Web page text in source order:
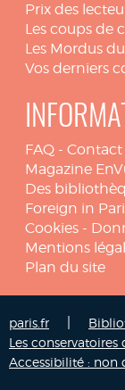
Prix des
Les coups de
Les Mordus
Vos derniers
FAQ - Contact
Magazine
Des
Foreign in
Cookies -
Mentions
Plan du site
paris.fr
Les
Accessibilité : non